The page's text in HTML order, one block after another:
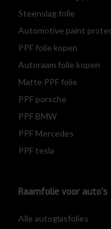
Steenslag folie
Automotive paint
PPF folie kopen
Autoraam folie kopen
Matte PPF folie
PPF porsche
PPF BMW
PPF Mercedes
PPF tesla
Raamfolie voor auto’s
Alle autoglasfolies